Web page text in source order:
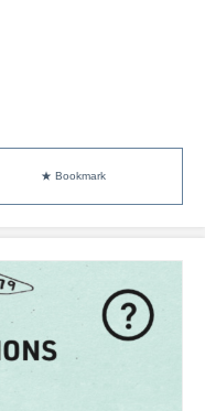
★ Bookmark